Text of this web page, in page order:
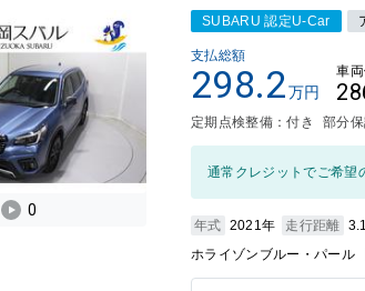
0
SUBARU 認定U-Car
支払総額
298.2万円
車
定期点検整備：付き 部分
通常クレジットでご希望
年式 2021年 走行距離
ホライゾンブルー・パール